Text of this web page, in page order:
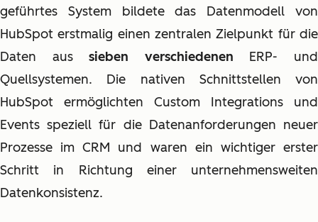
geführtes System bildete das Datenmodell von
HubSpot erstmalig einen zentralen Zielpunkt für die
Daten aussieben verschiedenen ERP- und
Quellsystemen. Die nativen Schnittstellen von
HubSpot ermöglichten Custom Integrations und
Events speziell für die Datenanforderungen neuer
Prozesse im CRM und waren ein wichtiger erster
Schritt in Richtung einer unternehmensweiten
Datenkonsistenz.